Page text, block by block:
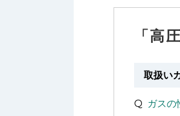
「高
取扱い
ガスの